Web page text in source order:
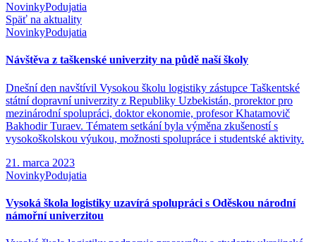
NovinkyPodujatia
Späť na aktuality
NovinkyPodujatia
Návštěva z taškenské univerzity na půdě naší školy
Dnešní den navštívil Vysokou školu logistiky zástupce Taškentské
státní dopravní univerzity z Republiky Uzbekistán, prorektor pro
mezinárodní spolupráci, doktor ekonomie, profesor Khatamovič
Bakhodir Turaev. Tématem setkání byla výměna zkušeností s
vysokoškolskou výukou, možnosti spolupráce i studentské aktivity.
21. marca 2023
NovinkyPodujatia
Vysoká škola logistiky uzavírá spolupráci s Oděskou národní
námořní univerzitou